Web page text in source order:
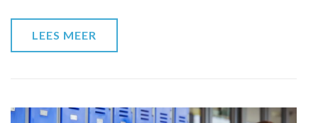
LEES MEER